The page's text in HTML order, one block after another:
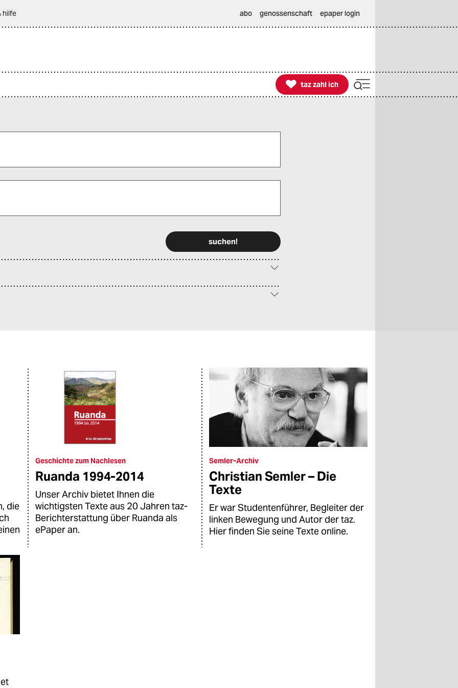
hilfe abo genossenschaft epaper login

taz zahl ich
taz zahl ich
die
Geschichte zum Nachlesen
Ruanda 1994-2014
Unser Archiv bietet Ihnen die
wichtigsten Texte aus 20 Jahren taz-
Berichterstattung über Ruanda als
ePaper an.
Semler-Archiv
Christian Semler – Die
Texte
Er war Studentenführer, Begleiter der
linken Bewegung und Autor der taz.
Hier finden Sie seine Texte online.